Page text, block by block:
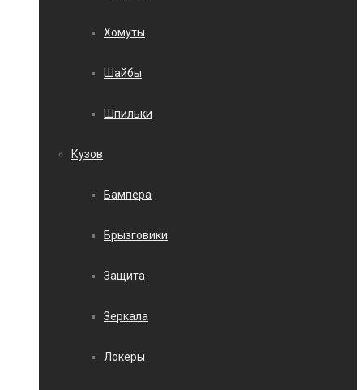
Хомуты
Шайбы
Шпильки
Кузов
Бампера
Брызговики
Защита
Зеркала
Локеры